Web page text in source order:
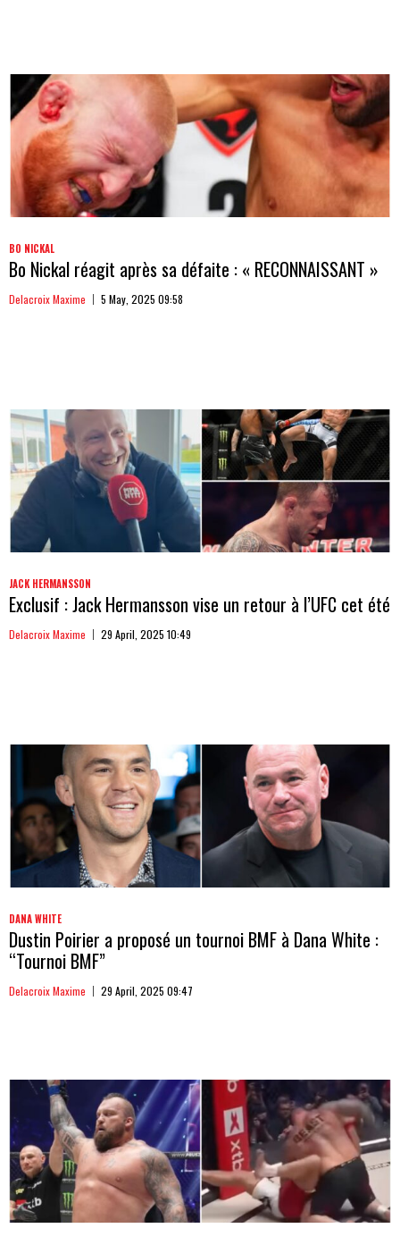
BO NICKAL
Bo Nickal réagit après sa défaite : « RECONNAISSANT »
Delacroix Maxime 5 May, 2025 09:58
JACK HERMANSSON
Exclusif : Jack Hermansson vise un retour à l’UFC cet été
Delacroix Maxime 29 April, 2025 10:49
DANA WHITE
Dustin Poirier a proposé un tournoi BMF à Dana White :
“Tournoi BMF”
Delacroix Maxime 29 April, 2025 09:47